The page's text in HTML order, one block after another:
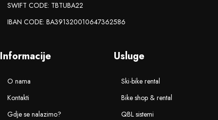
SWIFT CODE: TBTUBA22
IBAN CODE: BA391320010647362586
Informacije
O nama
Kontakti
Gdje se nalazimo?
Usluge
Ski-bike rental
Bike shop & rental
QBL sistemi